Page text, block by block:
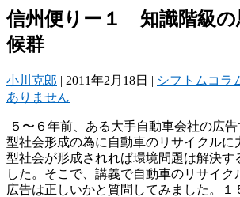
信州便りー１ 知識階級の
候群
小川克郎 | 2011年2月18日 | シフトムコラ
ありません
５〜６年前、ある大手自動車会社の広
型社会形成の為に自動車のリサイクルに
型社会が形成されれば環境問題は解決す
した。そこで、講義で自動車のリサイク
広告は正しいかと質問してみました。１